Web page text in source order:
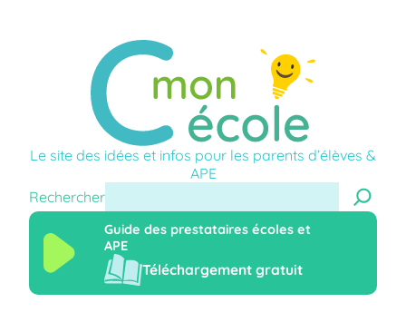
Le site des idées et infos pour les parents d’élèves &
APE
Rechercher
Guide des prestataires écoles et
APE
Téléchargement gratuit